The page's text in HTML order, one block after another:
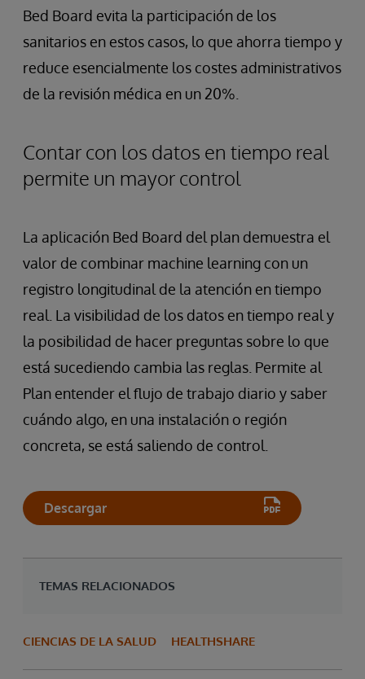
Bed Board evita la participación de los
sanitarios en estos casos, lo que ahorra tiempo y
reduce esencialmente los costes administrativos
de la revisión médica en un 20%.
Contar con los datos en tiempo real
permite un mayor control
La aplicación Bed Board del plan demuestra el
valor de combinar machine learning con un
registro longitudinal de la atención en tiempo
real. La visibilidad de los datos en tiempo real y
la posibilidad de hacer preguntas sobre lo que
está sucediendo cambia las reglas. Permite al
Plan entender el flujo de trabajo diario y saber
cuándo algo, en una instalación o región
concreta, se está saliendo de control.
Descargar
TEMAS RELACIONADOS
CIENCIAS DE LA SALUD HEALTHSHARE